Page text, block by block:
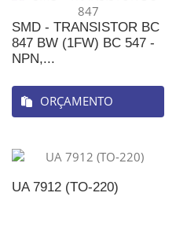
SMD - TRANSISTOR BC
847 BW (1FW) BC 547 -
NPN,...
ORÇAMENTO
UA 7912 (TO-220)